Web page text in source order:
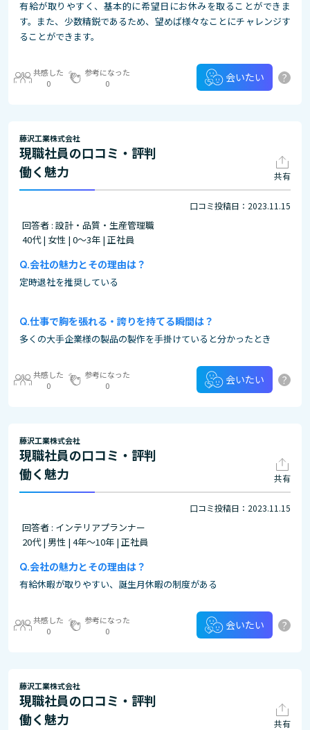
有給が取りやすく、基本的に希望日にお休みを取ることができま
す。また、少数精鋭であるため、望めば様々なことにチャレンジす
ることができます。
共感した
0
参考になった
0
会いたい ?
藤沢工業株式会社
現職社員の口コミ・評判
働く魅力
共有
口コミ投稿日：2023.11.15
回答者 : 設計・品質・生産管理職
40代 | 女性 | 0～3年 | 正社員
会社の魅力とその理由は？
定時退社を推奨している
仕事で胸を張れる・誇りを持てる瞬間は？
多くの大手企業様の製品の製作を手掛けていると分かったとき
共感した
0
参考になった
0
会いたい ?
藤沢工業株式会社
現職社員の口コミ・評判
働く魅力
共有
口コミ投稿日：2023.11.15
回答者 : インテリアプランナー
20代 | 男性 | 4年～10年 | 正社員
会社の魅力とその理由は？
有給休暇が取りやすい、誕生月休暇の制度がある
共感した
0
参考になった
0
会いたい ?
藤沢工業株式会社
現職社員の口コミ・評判
働く魅力
共有